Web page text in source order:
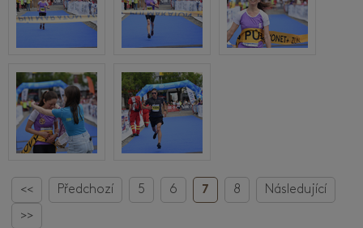
<< Předchozí 5 6 7 8
Následující
>>